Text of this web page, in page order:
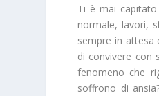
Ti è mai
normale, lavori,
sempre in attesa
di convivere con
fenomeno che
soffrono di